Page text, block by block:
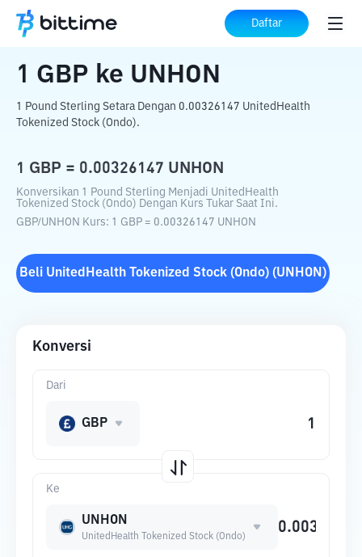
Daftar
Beranda Konverter Kripto ke UNHON
1 GBP ke UNHON
1 Pound Sterling Setara Dengan 0.00326147 UnitedHealth
Tokenized Stock (Ondo).
1 GBP = 0.00326147 UNHON
Konversikan 1 Pound Sterling Menjadi UnitedHealth
Tokenized Stock (Ondo) Dengan Kurs Tukar Saat Ini.
GBP/UNHON Kurs: 1 GBP = 0.00326147 UNHON
Beli UnitedHealth Tokenized Stock (Ondo) (UNHON )
Konversi
Ke
UNHON
UnitedHealth Tokenized Stock (Ondo)
Dari
GBP